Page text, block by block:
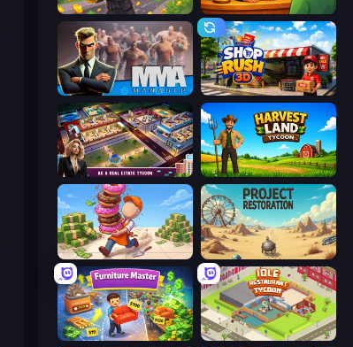
The Hustler
MMA Manager 2 Shop Rush 3D
LandLord - Real Estate Tycoon Harvest Land Tycoon
Donut Place Project Restoration
Furniture Master: Idle Tycoon Idle Restaurant Tycoon